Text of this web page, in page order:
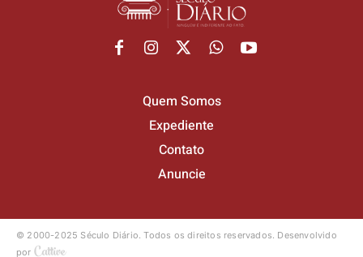
Quem Somos
Expediente
Contato
Anuncie
© 2000-2025 Século Diário.Todos os direitos reservados. Desenvolvido
por